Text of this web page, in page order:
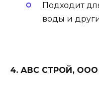
Подходит
воды и
4. АВС СТРОЙ, ООО